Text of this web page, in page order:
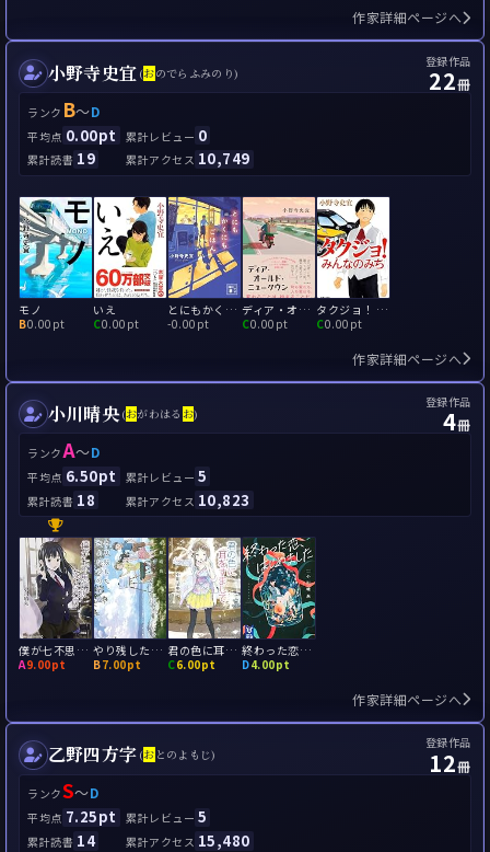
作家詳細ページへ
小野寺史宜 (おのでらふみのり)
登録作品
22冊
ランク B～D
平均点 0.00pt 累計レビュー 0
累計読書 19 累計アクセス 10,749
モノ
B0.00pt
いえ
C0.00pt
とにもかくにもごはん
-0.00pt
ディア・オールド・ニュータウン
C0.00pt
タクジョ！ みんなのみち
C0.00pt
作家詳細ページへ
小川晴央 (おがわはる お)
登録作品
4冊
ランクA～D
平均点 6.50pt 累計レビュー 5
累計読書 18 累計アクセス 10,823
僕が七不思議になったわけ
A9.00pt
やり残した、さよならの宿題
B7.00pt
君の色に耳をすまして
C6.00pt
終わった恋、はじめました
D4.00pt
作家詳細ページへ
乙野四方字 (お とのよもじ)
登録作品
12冊
ランクS～D
平均点 7.25pt 累計レビュー 5
累計読書 14 累計アクセス 15,480